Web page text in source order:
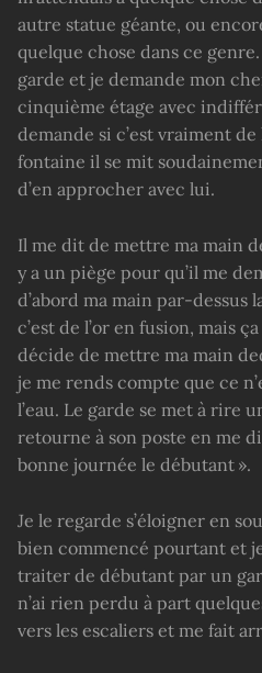
autre statue géante, ou
quelque chose dans ce genre.
garde et je demande mon
cinquième étage avec
demande si c’est vraiment de
fontaine il se mit
d’en approcher avec lui.
Il me dit de mettre ma main
y a un piège pour qu’il me
d’abord ma main par-dessus
c’est de l’or en fusion, mais ça
décide de mettre ma main
je me rends compte que ce
l’eau. Le garde se met à rire
retourne à son poste en me
bonne journée le débutant ».
Je le regarde s’éloigner en
bien commencé pourtant et
traiter de débutant par un
n’ai rien perdu à part
vers les escaliers et me fait